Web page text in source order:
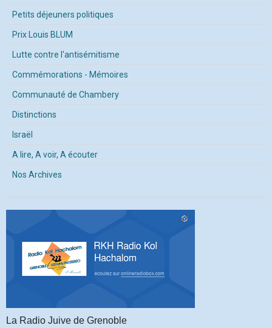
Petits déjeuners politiques
Prix Louis BLUM
Lutte contre l'antisémitisme
Commémorations - Mémoires
Communauté de Chambery
Distinctions
Israël
A lire, A voir, A écouter
Nos Archives
La Radio Juive de Grenoble